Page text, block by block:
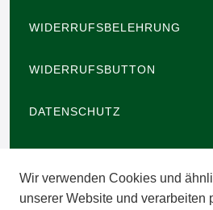
WIDERRUFSBELEHRUNG
WIDERRUFSBUTTON
DATENSCHUTZ
IMPRESSUM
Wir verwenden Cookies und
unserer Website und verarbeiten